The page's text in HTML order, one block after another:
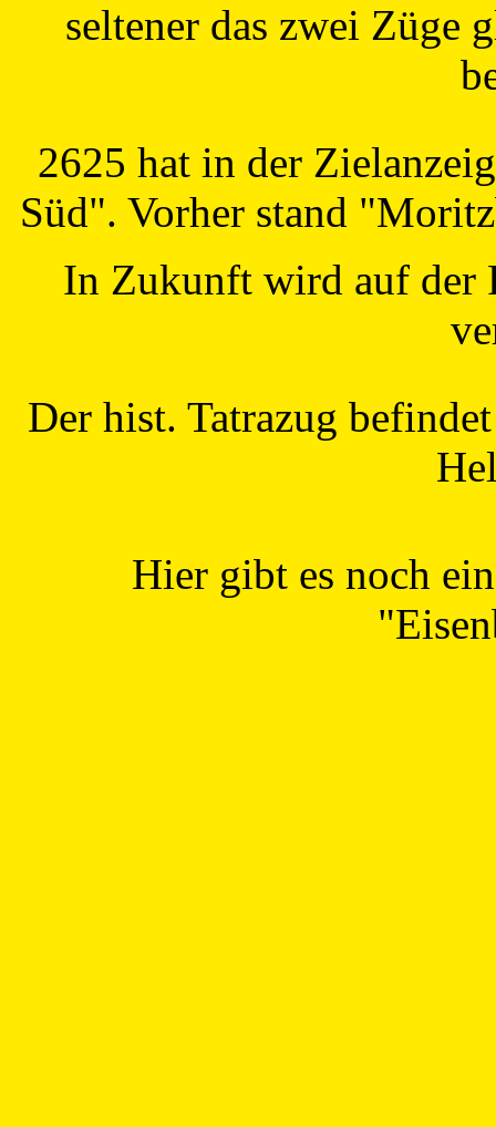
seltener das zwei Züge
2625 hat in der
Süd". Vorher stand
In Zukunft wird auf der
Der hist. Tatrazug
Hier gibt es noch